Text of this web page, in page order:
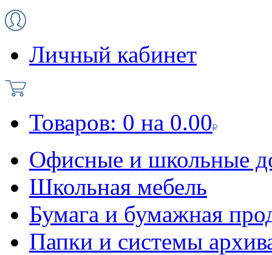
Личный кабинет
Товаров: 0 на 0.00
Офисные и школьные
Школьная мебель
Бумага и бумажная
Папки и системы